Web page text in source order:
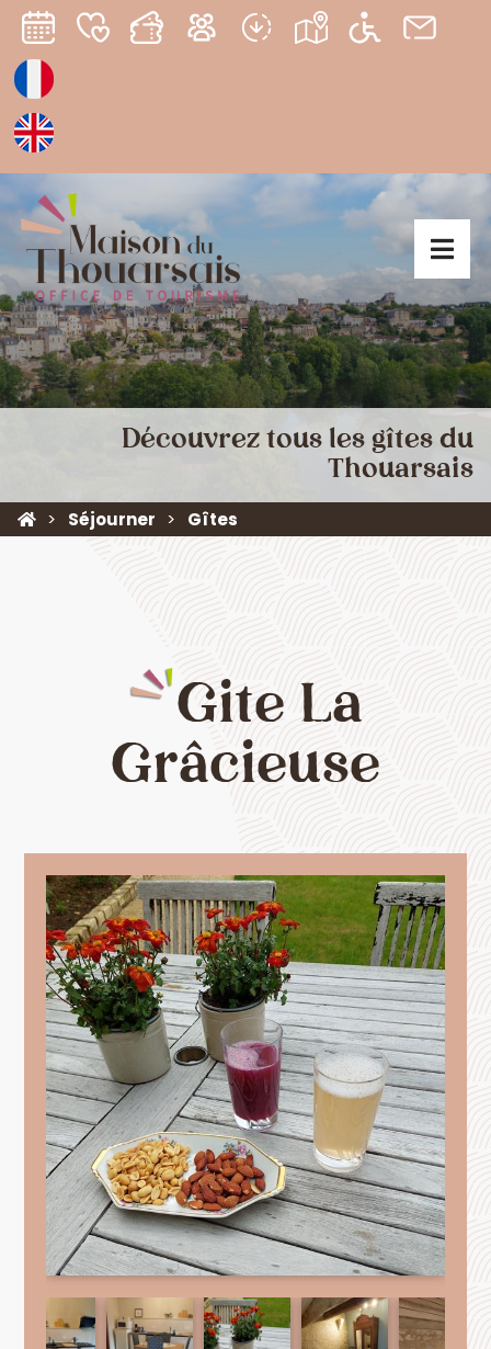
Découvrez tous les gîtes du
Thouarsais
Séjourner Gîtes
Gite La
Grâcieuse